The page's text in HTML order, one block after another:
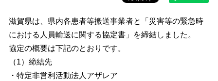
滋賀県は、県内各患者等搬送事業者と「災害等の緊急時
における人員輸送に関する協定書」を締結しました。
協定の概要は下記のとおりです。
（1）締結先
・特定非営利活動法人アザレア